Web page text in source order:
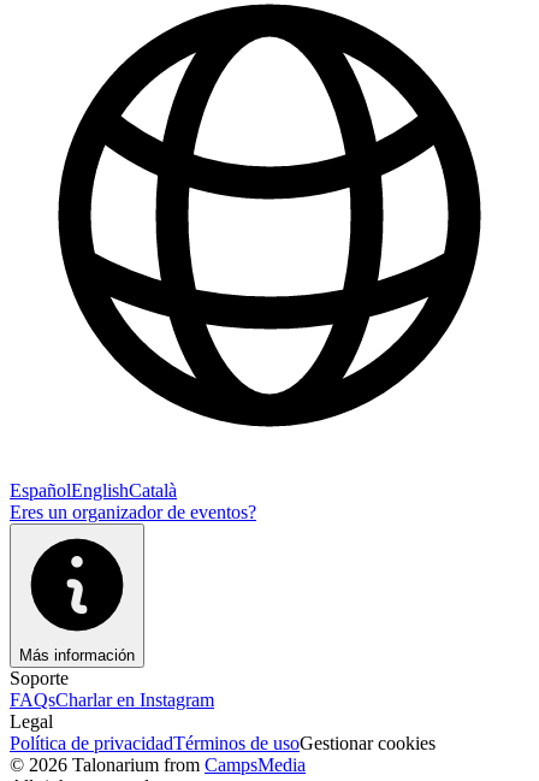
EspañolEnglishCatalà
Eres un organizador de eventos?
Más información
Soporte
FAQsCharlar en Instagram
Legal
Política de privacidadTérminos de usoGestionar cookies
© 2026 Talonarium from CampsMedia